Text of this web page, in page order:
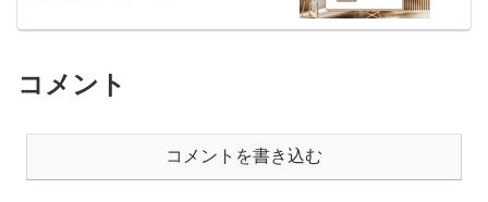
コメント
コメントを書き込む